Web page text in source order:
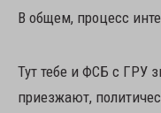
В общем, процесс
Тут тебе и ФСБ с ГРУ
приезжают,